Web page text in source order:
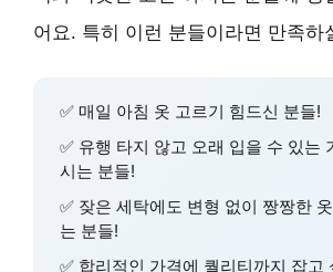
어요. 특히 이런 분들이라면 만족하
✅ 매일 아침 옷 고르기 힘드신 분들!
✅ 유행 타지 않고 오래 입을 수 있는
시는 분들!
✅ 잦은 세탁에도 변형 없이 짱짱한
는 분들!
✅ 합리적인 가격에 퀄리티까지 잡고